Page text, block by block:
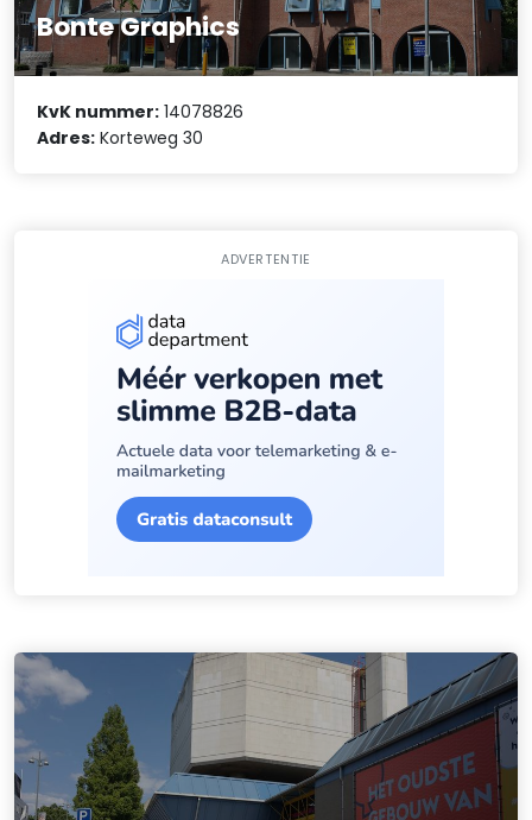
Bonte Graphics
KvK nummer: 14078826
Adres: Korteweg 30
ADVERTENTIE